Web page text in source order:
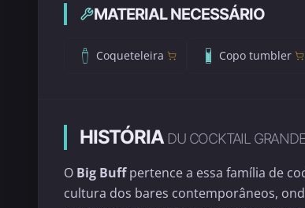
MATERIAL NECESSÁRIO
Coqueteleira Copo tumbler
HISTÓRIADU COCKTAIL
O Big Buffpertence a essa família de
cultura dos bares contemporâneos,